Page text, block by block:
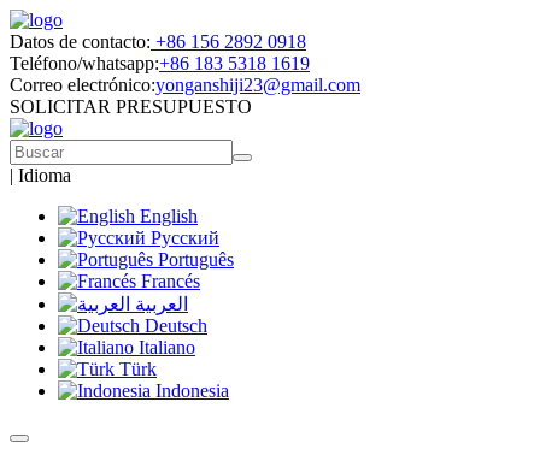
Datos de contacto: +86 156 2892 0918
Teléfono/whatsapp:+86 183 5318 1619
Correo electrónico:yonganshiji23@gmail.com
SOLICITAR PRESUPUESTO
| Idioma
English
Русский
Português
Francés
العربية
Deutsch
Italiano
Türk
Indonesia